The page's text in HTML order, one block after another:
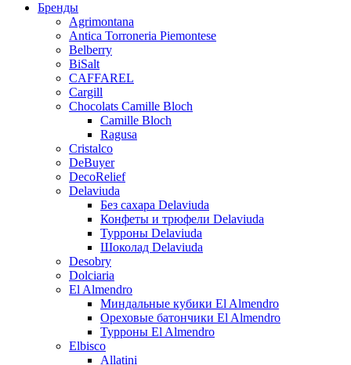
Бренды
Agrimontana
Antica Torroneria Piemontese
Belberry
BiSalt
CAFFAREL
Cargill
Chocolats Camille Bloch
Camille Bloch
Ragusa
Cristalco
DeBuyer
DecoRelief
Delaviuda
Без сахара Delaviuda
Конфеты и трюфели Delaviuda
Турроны Delaviuda
Шоколад Delaviuda
Desobry
Dolciaria
El Almendro
Миндальные кубики El Almendro
Ореховые батончики El Almendro
Турроны El Almendro
Elbisco
Allatini